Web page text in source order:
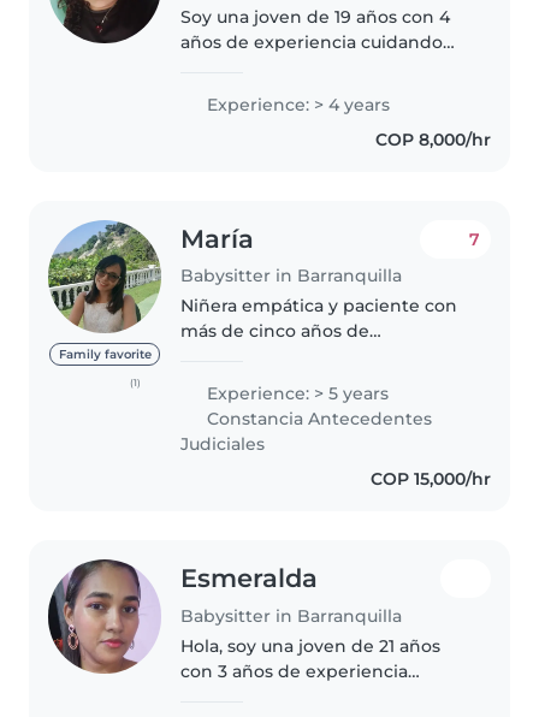
Soy una joven de 19 años con 4
años de experiencia cuidando
una persona responsable,
empática y creativa que disfruta..
Experience: > 4 years
COP 8,000/hr
Family favorite
(1)
María
Babysitter in Barranquilla
7
Niñera empática y paciente con
más de cinco años de
niños de diversas edades. Soy
Trabajadora Social con énfasis en
Familia y cuento con
Experience: > 5 years
Constancia Antecedentes
Judiciales
COP 15,000/hr
Esmeralda
Babysitter in Barranquilla
Hola, soy una joven de 21 años
con 3 años de experiencia